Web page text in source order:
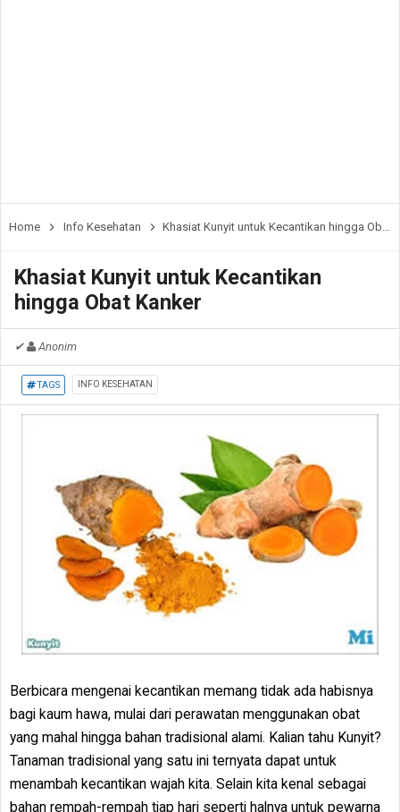
Home Info Kesehatan Khasiat Kunyit untuk Kecantikan hingga Obat Kanker
Khasiat Kunyit untuk Kecantikan
hingga Obat Kanker
✔ Anonim
TAGS INFO KESEHATAN
Berbicara mengenai kecantikan memang tidak ada habisnya
bagi kaum hawa, mulai dari perawatan menggunakan obat
yang mahal hingga bahan tradisional alami. Kalian tahu Kunyit?
Tanaman tradisional yang satu ini ternyata dapat untuk
menambah kecantikan wajah kita. Selain kita kenal sebagai
bahan rempah-rempah tiap hari seperti halnya untuk pewarna